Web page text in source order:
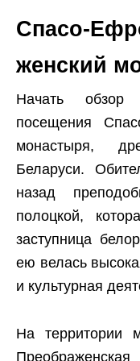
Спасо-
женский
Начать обзор
посещения
монастыря,
Беларуси.
назад
полоцкой,
заступница
ею велась
и культурная
На территории